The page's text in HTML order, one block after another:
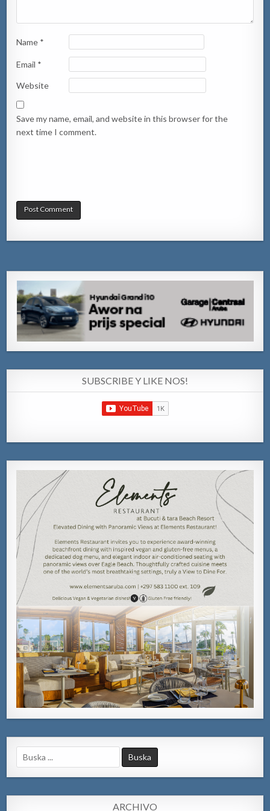
Name *
Email *
Website
Save my name, email, and website in this browser for the
next time I comment.
SUBSCRIBE Y LIKE NOS!
Search
for:
ARCHIVO